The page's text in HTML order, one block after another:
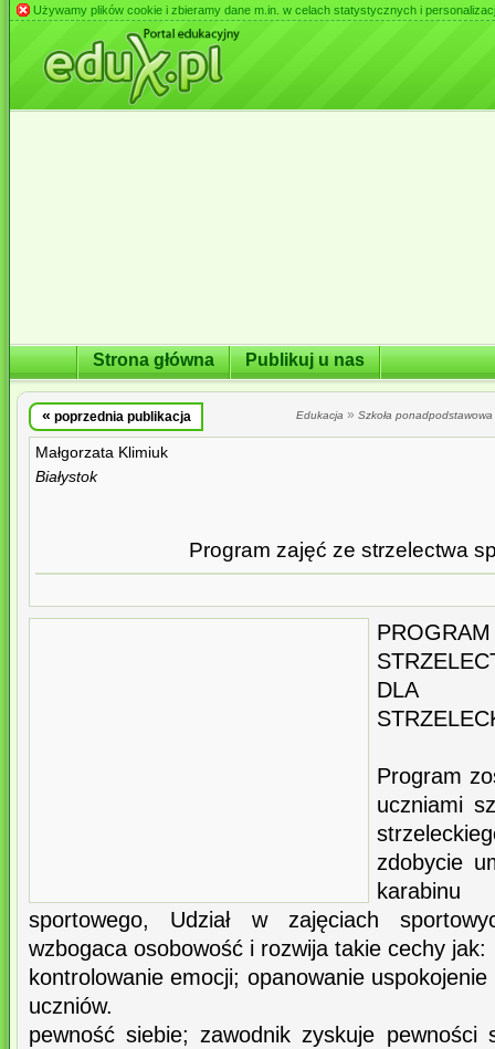
Używamy plików cookie i zbieramy dane m.in. w celach statystycznych i
Strona główna Publikuj u nas
« poprzednia publikacja Edukacja » Szkoła ponadpodstawowa
Małgorzata Klimiuk
Białystok
Program zajęć ze strzelectwa
DLA
Program
uczniami
zdobycie
sportowego, Udział w zajęciach
wzbogaca osobowość i rozwija takie cechy jak:
kontrolowanie emocji; opanowanie
uczniów.
pewność siebie; zawodnik zyskuje pewności